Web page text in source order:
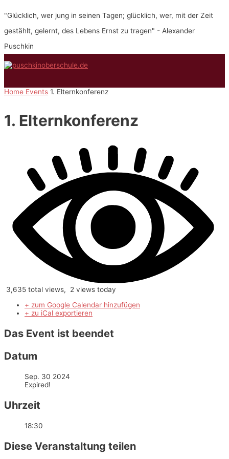
Inhalt
"Glücklich, wer jung in seinen Tagen; glücklich, wer, mit der Zeit
gestählt, gelernt, des Lebens Ernst zu tragen" - Alexander
Puschkin
Home Events 1. Elternkonferenz
1. Elternkonferenz
3,635 total views, 2 views today
+ zum Google Calendar hinzufügen
+ zu iCal exportieren
Das Event ist beendet
Datum
Sep. 30 2024
Expired!
Uhrzeit
18:30
Diese Veranstaltung teilen